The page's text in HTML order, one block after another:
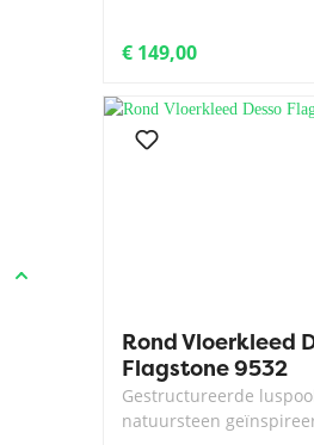
€ 149,00
Rond Vloerkleed
Flagstone 9532
Gestructureerde
natuursteen